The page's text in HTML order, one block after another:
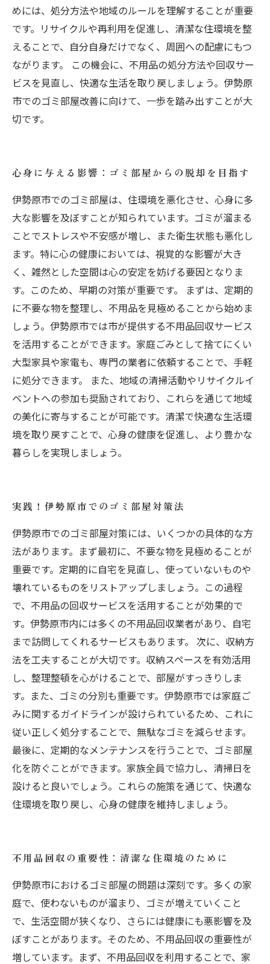
めには、処分方法や地域のルールを理解することが重要
です。リサイクルや再利用を促進し、清潔な住環境を整
えることで、自分自身だけでなく、周囲への配慮にもつ
ながります。 この機会に、不用品の処分方法や回収サー
ビスを見直し、快適な生活を取り戻しましょう。伊勢原
市でのゴミ部屋改善に向けて、一歩を踏み出すことが大
切です。
心身に与える影響：ゴミ部屋からの脱却を目指す
伊勢原市でのゴミ部屋は、住環境を悪化させ、心身に多
大な影響を及ぼすことが知られています。ゴミが溜まる
ことでストレスや不安感が増し、また衛生状態も悪化し
ます。特に心の健康においては、視覚的な影響が大き
く、雑然とした空間は心の安定を妨げる要因となりま
す。このため、早期の対策が重要です。 まずは、定期的
に不要な物を整理し、不用品を見極めることから始めま
しょう。伊勢原市では市が提供する不用品回収サービス
を活用することができます。家庭ごみとして捨てにくい
大型家具や家電も、専門の業者に依頼することで、手軽
に処分できます。 また、地域の清掃活動やリサイクルイ
ベントへの参加も奨励されており、これらを通じて地域
の美化に寄与することが可能です。清潔で快適な生活環
境を取り戻すことで、心身の健康を促進し、より豊かな
暮らしを実現しましょう。
実践！伊勢原市でのゴミ部屋対策法
伊勢原市でのゴミ部屋対策には、いくつかの具体的な方
法があります。まず最初に、不要な物を見極めることが
重要です。定期的に自宅を見直し、使っていないものや
壊れているものをリストアップしましょう。この過程
で、不用品の回収サービスを活用することが効果的で
す。伊勢原市内には多くの不用品回収業者があり、自宅
まで訪問してくれるサービスもあります。 次に、収納方
法を工夫することが大切です。収納スペースを有効活用
し、整理整頓を心がけることで、部屋がすっきりしま
す。また、ゴミの分別も重要です。伊勢原市では家庭ご
みに関するガイドラインが設けられているため、これに
従い正しく処分することで、無駄なゴミを減らせます。
最後に、定期的なメンテナンスを行うことで、ゴミ部屋
化を防ぐことができます。家族全員で協力し、清掃日を
設けると良いでしょう。これらの施策を通じて、快適な
住環境を取り戻し、心身の健康を維持しましょう。
不用品回収の重要性：清潔な住環境のために
伊勢原市におけるゴミ部屋の問題は深刻です。多くの家
庭で、使わないものが溜まり、ゴミが増えていくこと
で、生活空間が狭くなり、さらには健康にも悪影響を及
ぼすことがあります。そのため、不用品回収の重要性が
増しています。まず、不用品回収を利用することで、家